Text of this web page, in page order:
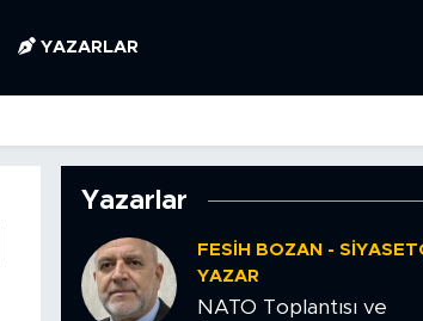
YAZARLAR
Yazarlar
FESIH BOZAN -
YAZAR
NATO Toplantısı ve